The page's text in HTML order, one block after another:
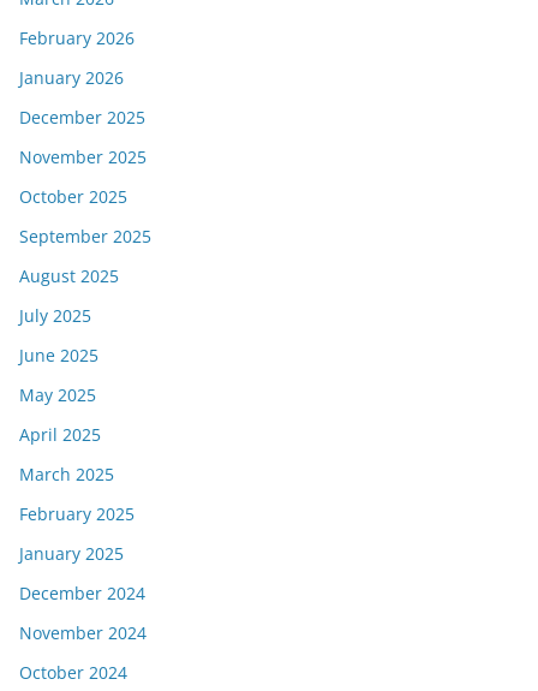
February 2026
January 2026
December 2025
November 2025
October 2025
September 2025
August 2025
July 2025
June 2025
May 2025
April 2025
March 2025
February 2025
January 2025
December 2024
November 2024
October 2024